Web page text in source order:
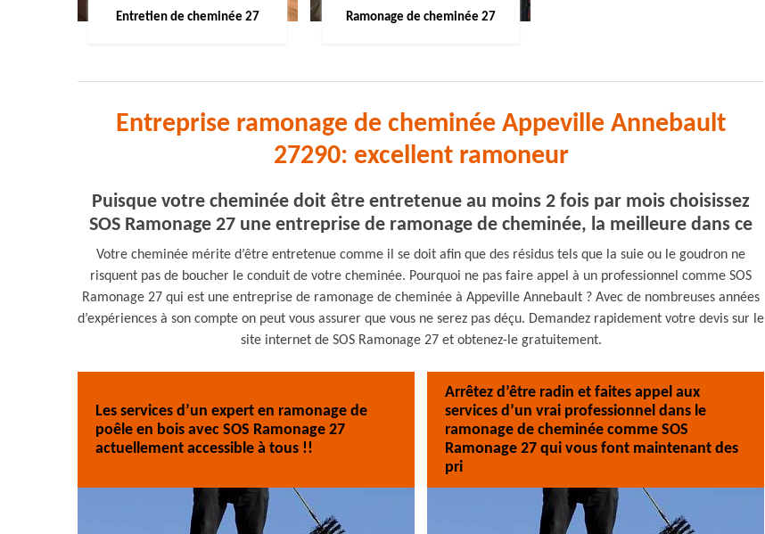
Entretien de cheminée 27 Ramonage de cheminée 27
Entreprise ramonage de cheminée Appeville Annebault
27290: excellent ramoneur
Puisque votre cheminée doit être entretenue au moins 2 fois par mois choisissez
SOS Ramonage 27 une entreprise de ramonage de cheminée, la meilleure dans ce
Votre cheminée mérite d’être entretenue comme il se doit afin que des résidus tels que la suie ou le goudron ne
risquent pas de boucher le conduit de votre cheminée. Pourquoi ne pas faire appel à un professionnel comme SOS
Ramonage 27 qui est une entreprise de ramonage de cheminée à Appeville Annebault ? Avec de nombreuses années
d’expériences à son compte on peut vous assurer que vous ne serez pas déçu. Demandez rapidement votre devis sur le
site internet de SOS Ramonage 27 et obtenez-le gratuitement.
Les services d’un expert en ramonage de
poêle en bois avec SOS Ramonage 27
actuellement accessible à tous !!
Arrêtez d’être radin et faites appel aux
services d’un vrai professionnel dans le
ramonage de cheminée comme SOS
Ramonage 27 qui vous font maintenant des
pri